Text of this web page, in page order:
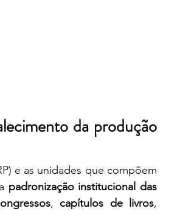
da produção
e as unidades que compõem
padronização institucional das
, capítulos de livros